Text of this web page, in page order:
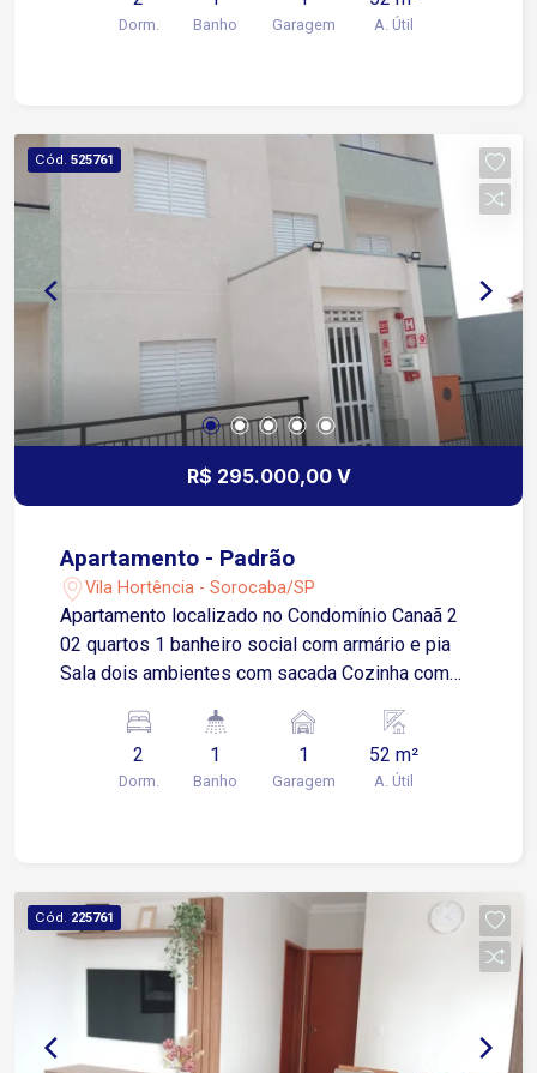
Dorm. Banho Garagem A. Útil
Cód. 525761
R$ 295.000,00 V
Apartamento - Padrão
Vila Hortência - Sorocaba/SP
Apartamento localizado no Condomínio Canaã 2
02 quartos 1 banheiro social com armário e pia
Sala dois ambientes com sacada Cozinha com
2
Dorm.
1
Banho
1
Garagem
52 m²
A. Útil
Cód. 225761